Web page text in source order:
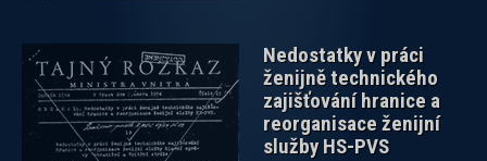
Nedostatky v práci
ženijně technického
zajišťování hranice a
reorganisace ženijní
služby HS-PVS